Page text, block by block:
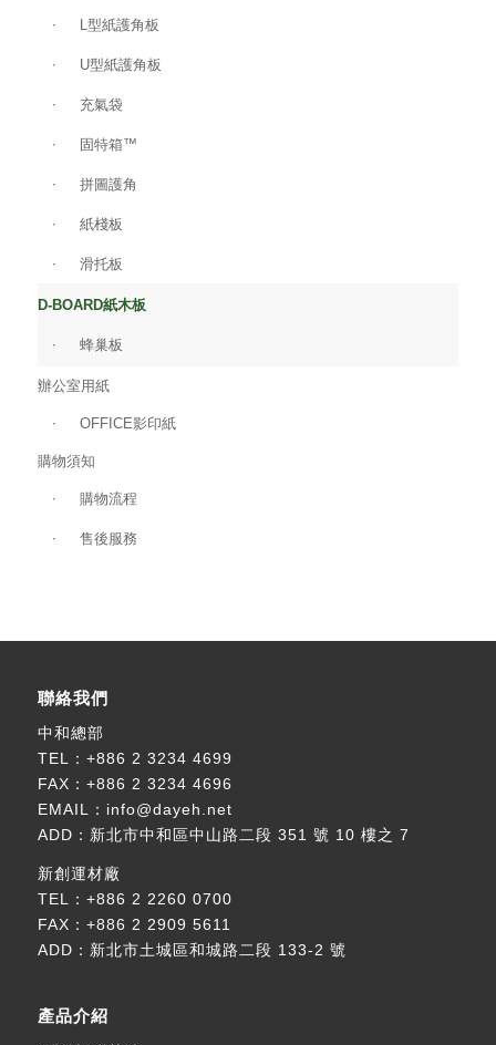
L型紙護角板
U型紙護角板
充氣袋
固特箱™
拼圖護角
紙棧板
滑托板
D-BOARD紙木板
蜂巢板
辦公室用紙
OFFICE影印紙
購物須知
購物流程
售後服務
聯絡我們
中和總部
TEL： +886 2 3234 4699
FAX：+886 2 3234 4696
EMAIL： info@dayeh.net
ADD： 新北市中和區中山路二段 351 號 10 樓之 7
新創運材廠
TEL： +886 2 2260 0700
FAX：+886 2 2909 5611
ADD： 新北市土城區和城路二段 133-2 號
產品介紹